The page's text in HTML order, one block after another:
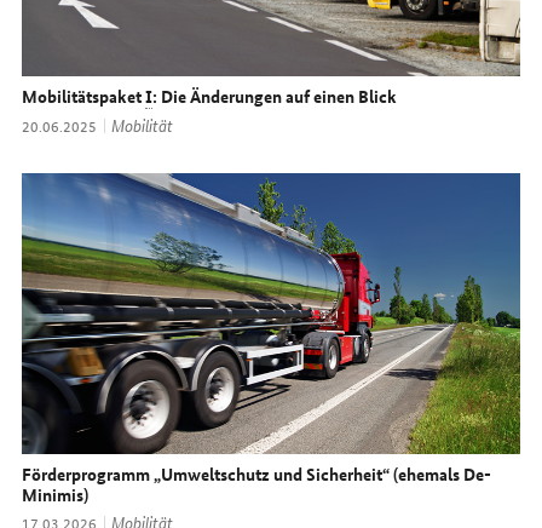
MobilitätspaketI: Die Änderungen auf einen Blick
Datum:
20.06.2025 Thema:
Mobilität
Förderprogramm „Umweltschutz und Sicherheit“ (ehemals De-
Minimis)
Datum:
17.03.2026 Thema:
Mobilität